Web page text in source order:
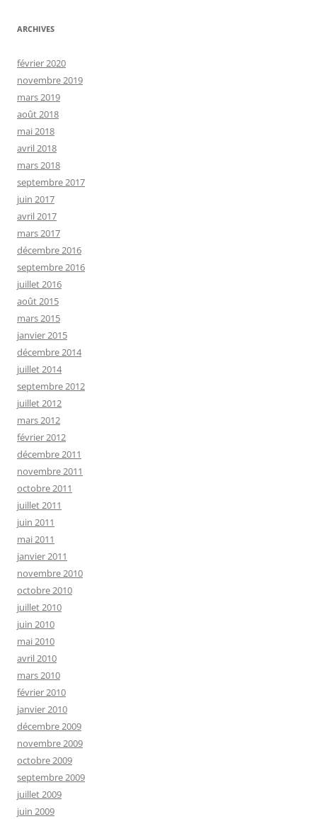
ARCHIVES
février 2020
novembre 2019
mars 2019
août 2018
mai 2018
avril 2018
mars 2018
septembre 2017
juin 2017
avril 2017
mars 2017
décembre 2016
septembre 2016
juillet 2016
août 2015
mars 2015
janvier 2015
décembre 2014
juillet 2014
septembre 2012
juillet 2012
mars 2012
février 2012
décembre 2011
novembre 2011
octobre 2011
juillet 2011
juin 2011
mai 2011
janvier 2011
novembre 2010
octobre 2010
juillet 2010
juin 2010
mai 2010
avril 2010
mars 2010
février 2010
janvier 2010
décembre 2009
novembre 2009
octobre 2009
septembre 2009
juillet 2009
juin 2009